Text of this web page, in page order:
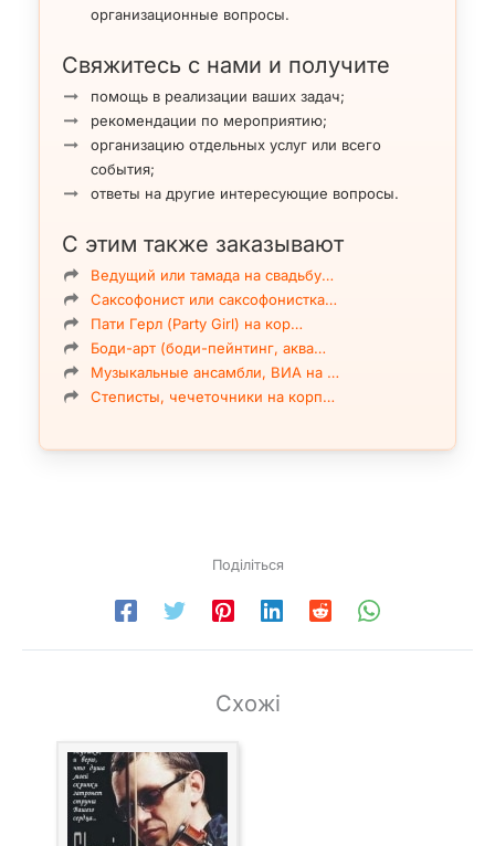
организационные вопросы.
Свяжитесь с нами и получите
помощь в реализации ваших задач;
рекомендации по мероприятию;
организацию отдельных услуг или всего
события;
ответы на другие интересующие вопросы.
С этим также заказывают
Ведущий или тамада на свадьбу…
Саксофонист или саксофонистка…
Пати Герл (Party Girl) на кор…
Боди-арт (боди-пейнтинг, аква…
Музыкальные ансамбли, ВИА на …
Степисты, чечеточники на корп…
Поділіться
Схожі